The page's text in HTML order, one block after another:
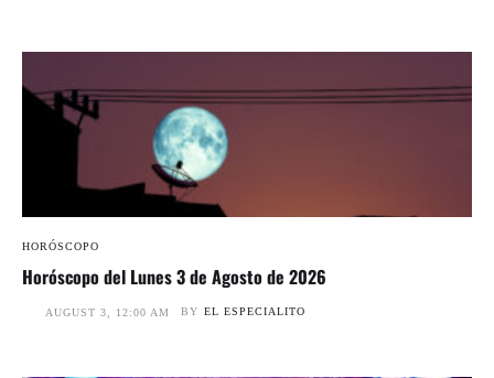
HORÓSCOPO
Horóscopo del Lunes 3 de Agosto de 2026
AUGUST 3, 12:00 AM BY EL ESPECIALITO